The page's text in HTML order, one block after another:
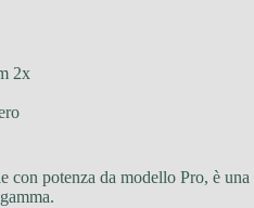
2x
con potenza da modello Pro, è una